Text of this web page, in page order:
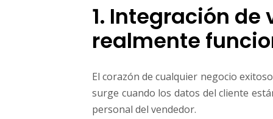
a
n
i
n
a
1. Integración de
realmente
El corazón de cualquier negocio
surge cuando los datos del cliente
personal del vendedor.